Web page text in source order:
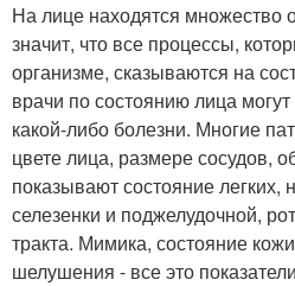
На лице находятся множество
значит, что все процессы,
организме, сказываются на
врачи по состоянию лица
какой-либо болезни. Многие
цвете лица, размере сосудов,
показывают состояние легких,
селезенки и поджелудочной,
тракта. Мимика, состояние
шелушения - все это